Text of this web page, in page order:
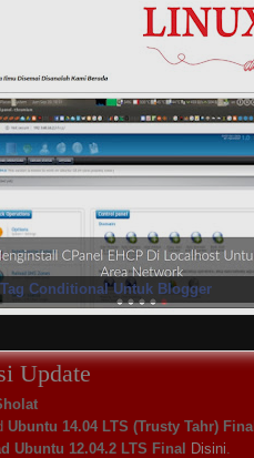
Update
Ubuntu 14.04 LTS (Trusty Tahr) Final
Ubuntu 12.04.2 LTS Final
Disini.